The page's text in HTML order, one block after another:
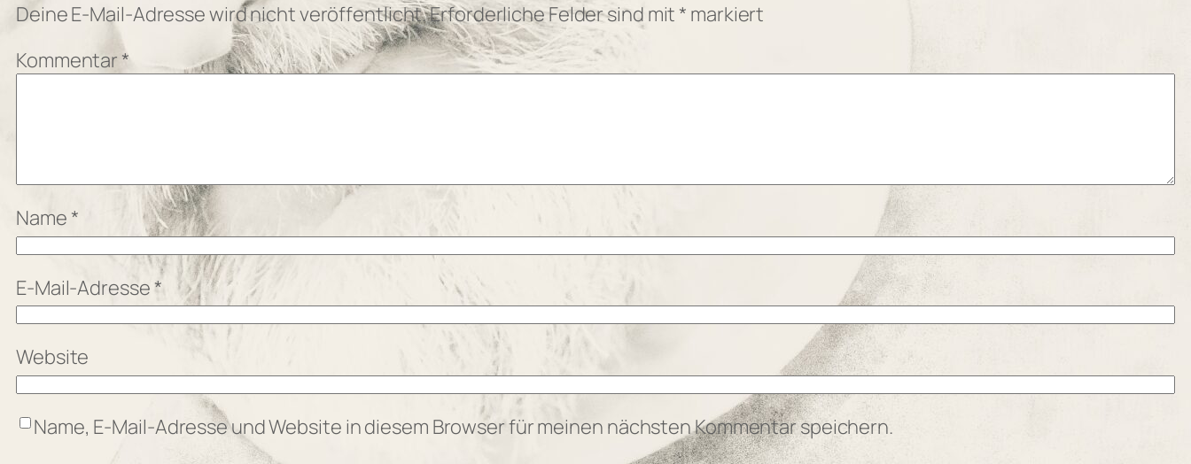
Deine E-Mail-Adresse wird nicht veröffentlicht.Erforderliche Felder sind mit * markiert
Kommentar *
Name *
E-Mail-Adresse*
Website
Name, E-Mail-Adresse und Website in diesem Browser für meinen nächsten Kommentar speichern.